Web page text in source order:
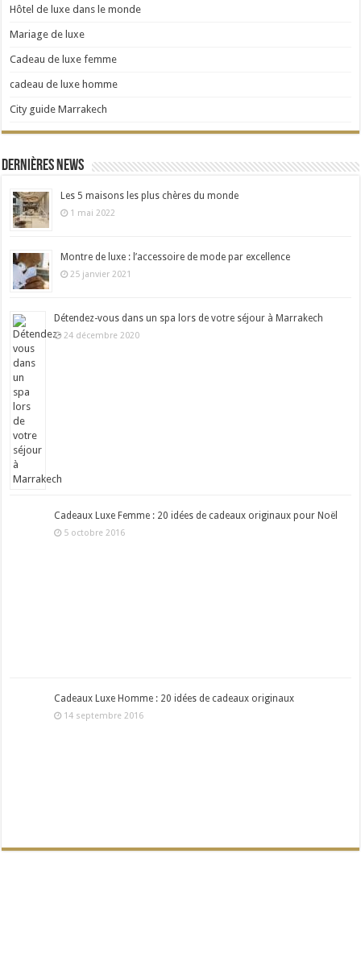
Hôtel de luxe dans le monde
Mariage de luxe
Cadeau de luxe femme
cadeau de luxe homme
City guide Marrakech
Dernières news
Les 5 maisons les plus chères du monde
1 mai 2022
Montre de luxe : l’accessoire de mode par excellence
25 janvier 2021
Détendez-vous dans un spa lors de votre séjour à Marrakech
24 décembre 2020
Cadeaux Luxe Femme : 20 idées de cadeaux originaux pour Noël
5 octobre 2016
Cadeaux Luxe Homme : 20 idées de cadeaux originaux
14 septembre 2016